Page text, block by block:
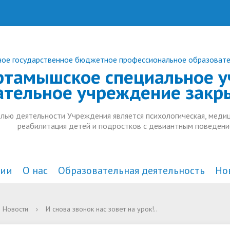
государственное бюджетное профессиональное
специальное
учреждение
деятельности Учреждения является психологическая,
реабилитация детей и подростков с девиантным
и органы управления
организацией
Документы
О нас
коррупции В СМИ
Образовательная деятельность
Анонсы
Новости › И снова звонок нас зовет на урок!..